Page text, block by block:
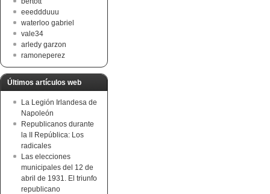
eeeddduuu
waterloo gabriel
vale34
arledy garzon
ramoneperez
Últimos artículos web
La Legión Irlandesa de
Napoleón
Republicanos durante
la II República: Los
radicales
Las elecciones
municipales del 12 de
abril de 1931. El triunfo
republicano